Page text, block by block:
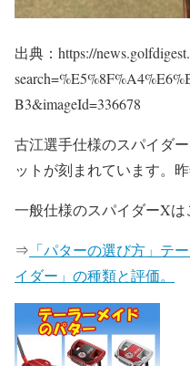
出典：https://
B3&imageId=336678
古江選手仕様のスパイダ
ットが刻まれています。
一般仕様のスパイダーXは
⇒ 「パターの選び方」テ
イダー」の種類と評価。